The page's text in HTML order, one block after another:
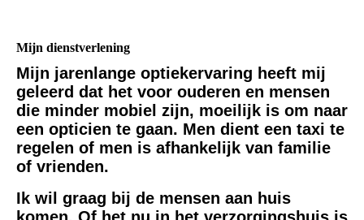
Mijn dienstverlening
Mijn jarenlange optiekervaring heeft mij
geleerd dat het voor ouderen en mensen
die minder mobiel zijn, moeilijk is om naar
een opticien te gaan. Men dient een taxi te
regelen of men is afhankelijk van familie
of vrienden.
Ik wil graag bij de mensen aan huis